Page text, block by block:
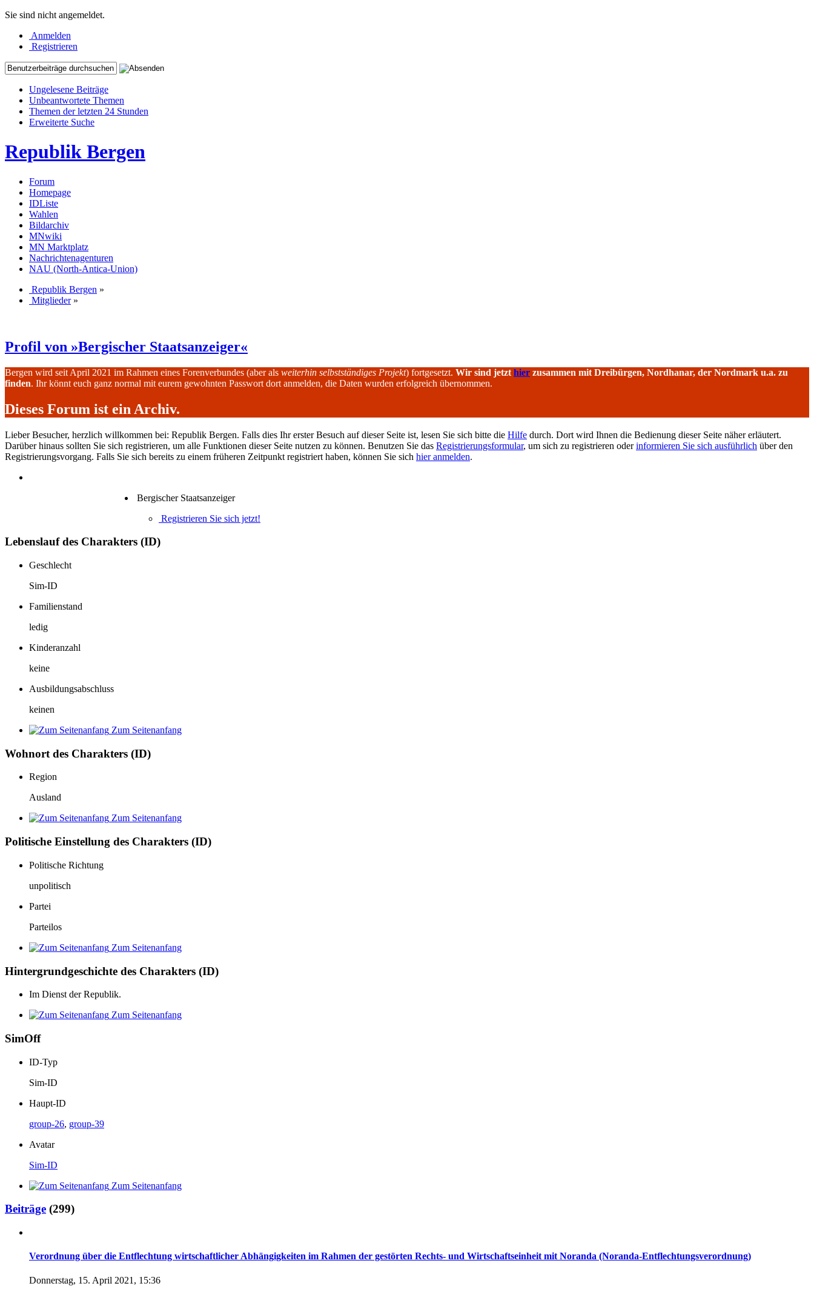
Sie sind nicht angemeldet.
Anmelden
Registrieren
Ungelesene Beiträge
Unbeantwortete Themen
Themen der letzten 24 Stunden
Erweiterte Suche
Republik Bergen
Forum
Homepage
IDListe
Wahlen
Bildarchiv
MNwiki
MN Marktplatz
Nachrichtenagenturen
NAU (North-Antica-Union)
Republik Bergen »
Mitglieder»
Profil von »Bergischer Staatsanzeiger«
Bergen wird seit April 2021 im Rahmen eines Forenverbundes (aber als weiterhin selbstständiges Projekt) fortgesetzt. Wir sind jetzt hier zusammen mit Dreibürgen, Nordhanar, der Nordmark u.a. zu
finden. Ihr könnt euch ganz normal mit eurem gewohnten Passwort dort anmelden, die Daten wurden erfolgreich übernommen.
Dieses Forum ist ein Archiv.
Lieber Besucher, herzlich willkommen bei: Republik Bergen. Falls dies Ihr erster Besuch auf dieser Seite ist, lesen Sie sich bitte die Hilfe durch. Dort wird Ihnen die Bedienung dieser Seite näher erläutert.
Darüber hinaus sollten Sie sich registrieren, um alle Funktionen dieser Seite nutzen zu können. Benutzen Sie das Registrierungsformular, um sich zu registrieren oderinformieren Sie sich ausführlich über den
Registrierungsvorgang. Falls Sie sich bereits zu einem früheren Zeitpunkt registriert haben, können Sie sich hier anmelden.
Bergischer Staatsanzeiger
Registrieren Sie sich jetzt!
Lebenslauf des Charakters (ID)
Geschlecht
Sim-ID
Familienstand
ledig
Kinderanzahl
keine
Ausbildungsabschluss
keinen
Zum Seitenanfang
Wohnort des Charakters (ID)
Region
Ausland
Zum Seitenanfang
Politische Einstellung des Charakters (ID)
Politische Richtung
unpolitisch
Partei
Parteilos
Zum Seitenanfang
Hintergrundgeschichte des Charakters (ID)
Im Dienst der Republik.
Zum Seitenanfang
SimOff
ID-Typ
Sim-ID
Haupt-ID
group-26, group-39
Avatar
Sim-ID
Zum Seitenanfang
Beiträge (299)
Verordnung über die Entflechtung wirtschaftlicher Abhängigkeiten im Rahmen der gestörten Rechts- und Wirtschaftseinheit mit Noranda (Noranda-Entflechtungsverordnung)
Donnerstag, 15. April 2021, 15:36